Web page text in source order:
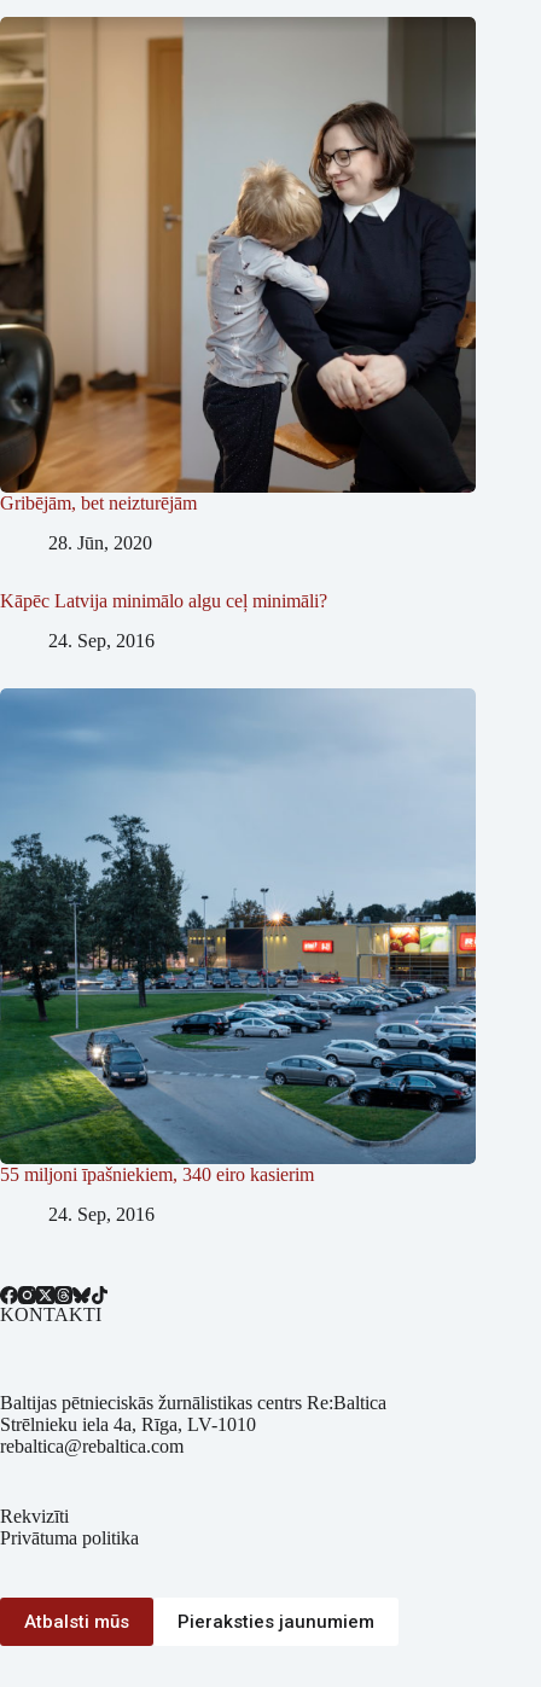
Gribējām, bet neizturējām
28. Jūn, 2020
Kāpēc Latvija minimālo algu ceļ minimāli?
24. Sep, 2016
55 miljoni īpašniekiem, 340 eiro kasierim
24. Sep, 2016
KONTAKTI
Baltijas pētnieciskās žurnālistikas centrs Re:Baltica
Strēlnieku iela 4a, Rīga, LV-1010
rebaltica@rebaltica.com
Rekvizīti
Privātuma politika
Atbalsti mūs Pieraksties jaunumiem